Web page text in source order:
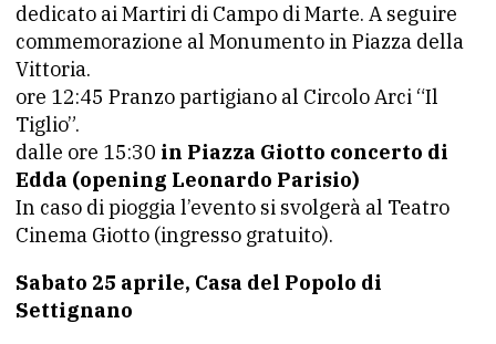
dedicato ai Martiri di Campo di Marte. A seguire
commemorazione al Monumento in Piazza della
Vittoria.
ore 12:45 Pranzo partigiano al Circolo Arci “Il
Tiglio”.
dalle ore 15:30 in Piazza Giotto concerto di
Edda (opening Leonardo Parisio)
In caso di pioggia l’evento si svolgerà al Teatro
Cinema Giotto (ingresso gratuito).
Sabato 25 aprile, Casa del Popolo di
Settignano